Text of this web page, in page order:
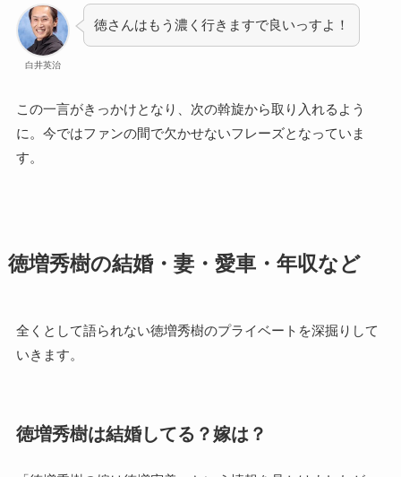
白井英治
徳さんはもう濃く行きますで良いっすよ！
この一言がきっかけとなり、次の斡旋から取り入れるよう
に。今ではファンの間で欠かせないフレーズとなっていま
す。
徳増秀樹の結婚・妻・愛車・年収など
全くとして語られない徳増秀樹のプライベートを深掘りして
いきます。
徳増秀樹は結婚してる？嫁は？